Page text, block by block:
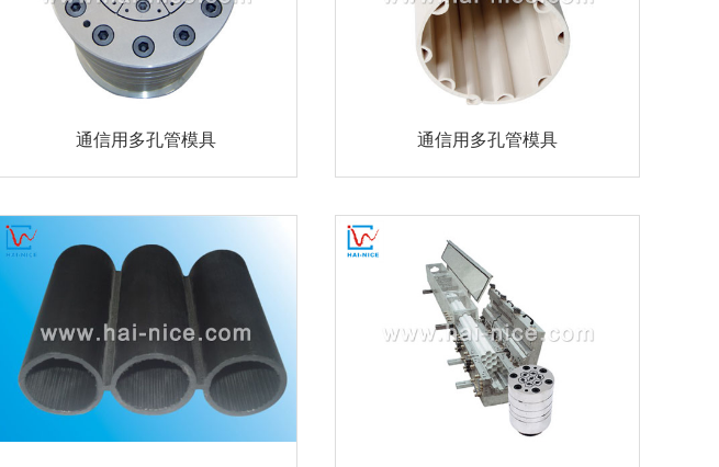
通信用多孔管模具 通信用多孔管模具